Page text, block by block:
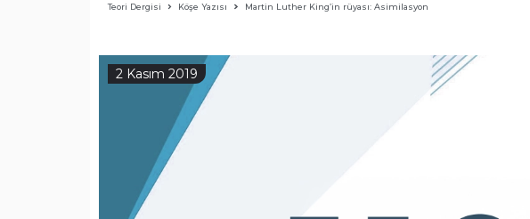
Teori Dergisi Köşe Yazısı Martin Luther King’in rüyası: Asimilasyon
2 Kasım 2019